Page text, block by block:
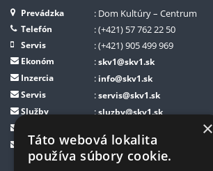
Prevádzka : Dom Kultúry – Centrum
Telefón : (+421) 57 762 22 50
Servis : (+421) 905 499 969
Ekonóm :skv1@skv1.sk
Inzercia
: info@skv1.sk
Servis
:servis@skv1.sk
Služby
:sluzby@skv1.sk
GDPR
:zodpovednaosoba@skv1.sk
×
Táto webová lokalita
používa súbory cookie.